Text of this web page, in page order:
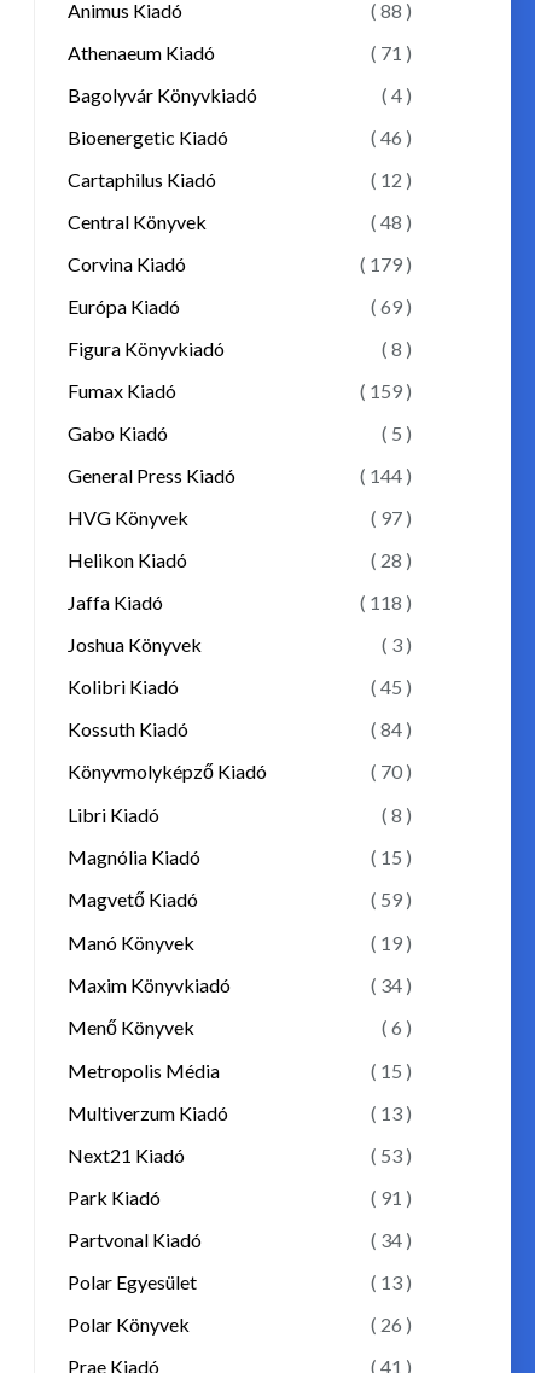
Animus Kiadó
( 88 )
Athenaeum Kiadó
( 71 )
Bagolyvár Könyvkiadó
( 4 )
Bioenergetic Kiadó
( 46 )
Cartaphilus Kiadó
( 12 )
Central Könyvek
( 48 )
Corvina Kiadó
( 179 )
Európa Kiadó
( 69 )
Figura Könyvkiadó
( 8 )
Fumax Kiadó
( 159 )
Gabo Kiadó
( 5 )
General Press Kiadó
( 144 )
HVG Könyvek
( 97 )
Helikon Kiadó
( 28 )
Jaffa Kiadó
( 118 )
Joshua Könyvek
( 3 )
Kolibri Kiadó
( 45 )
Kossuth Kiadó
( 84 )
Könyvmolyképző Kiadó
( 70 )
Libri Kiadó
( 8 )
Magnólia Kiadó
( 15 )
Magvető Kiadó
( 59 )
Manó Könyvek
( 19 )
Maxim Könyvkiadó
( 34 )
Menő Könyvek
( 6 )
Metropolis Média
( 15 )
Multiverzum Kiadó
( 13 )
Next21 Kiadó
( 53 )
Park Kiadó
( 91 )
Partvonal Kiadó
( 34 )
Polar Egyesület
( 13 )
Polar Könyvek
( 26 )
Prae Kiadó
( 41 )